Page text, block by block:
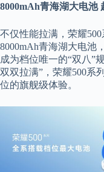
8000mAh青海湖大电池
不仅性能拉满，荣耀
8000mAh青海湖大电池
成为档位唯一的“双八”
双双拉满”，荣耀500系
位的旗舰级体验。